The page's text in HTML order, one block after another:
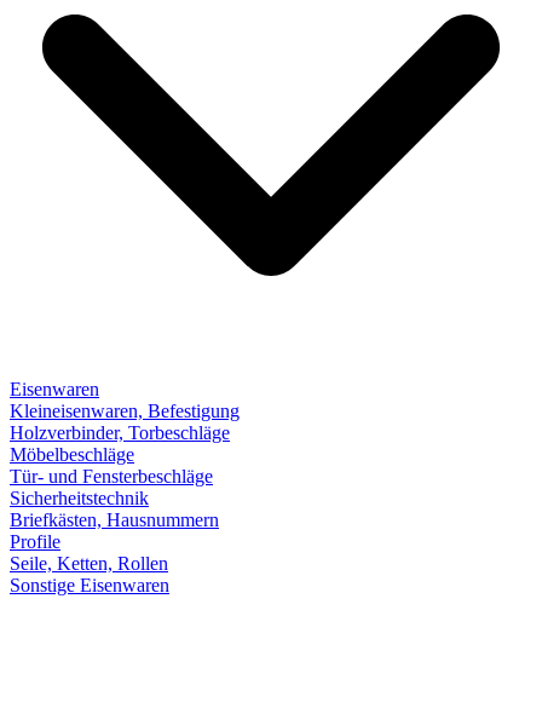
Eisenwaren
Kleineisenwaren, Befestigung
Holzverbinder, Torbeschläge
Möbelbeschläge
Tür- und Fensterbeschläge
Sicherheitstechnik
Briefkästen, Hausnummern
Profile
Seile, Ketten, Rollen
Sonstige Eisenwaren